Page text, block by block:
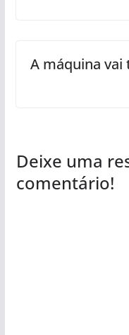
A máquina
Deixe uma
comentário!